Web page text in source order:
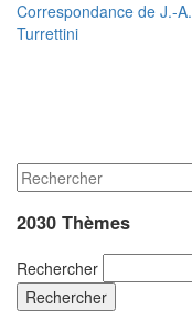
Correspondance de J.-A.
Turrettini
2030 Thèmes
Rechercher
Rechercher